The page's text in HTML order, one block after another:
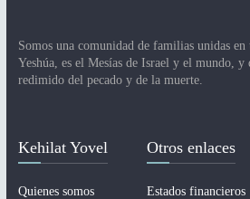
Somos una comunidad de familias unidas
Yeshúa, es el Mesías de Israel y el mundo, y
redimido del pecado y de la muerte.
Kehilat Yovel
Quienes somos
Otros enlaces
Estados financieros